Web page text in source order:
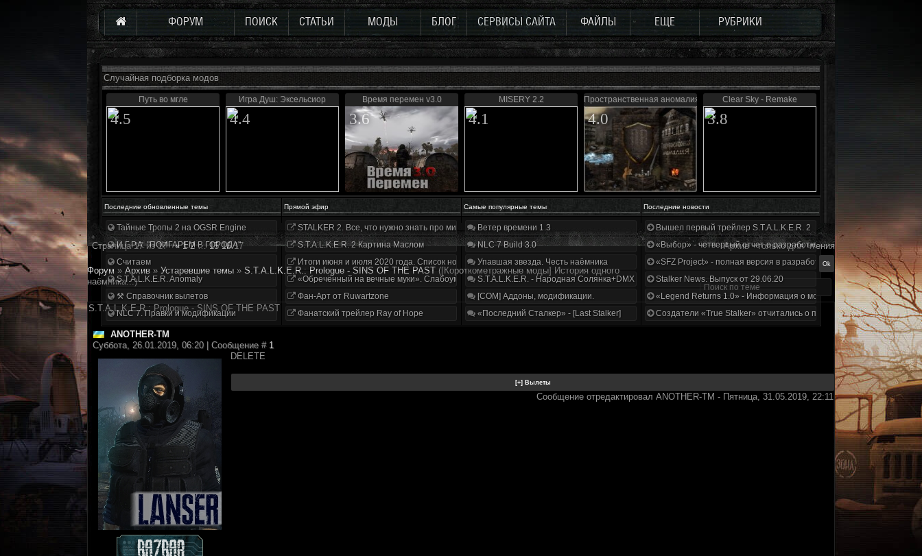
ФОРУМ ПОИСК СТАТЬИ МОДЫ БЛОГ СЕРВИСЫ САЙТА ФАЙЛЫ ЕЩЕ РУБРИКИ
Случайная подборка модов
Путь во мгле
4.5
Игра Душ: Эксельсиор
4.4
Время перемен v3.0
3.6
MISERY 2.2
4.1
Пространственная аномалия (Update 3)
4.0
Clear Sky - Remake
3.8
Последние обновленные темы Прямой эфир Самые популярные темы Последние новости
Тайные Тропы 2 на OGSR Engine
И.Г.Р.А. "ПОИГАРЕМ В ГОРОДА"
Считаем
S.T.A.L.K.E.R. Anomaly
⚒ Справочник вылетов
NLC 7. Правки и модификации
STALKER 2. Все, что нужно знать про мир, геймплей и сюжет | Разбор трейлера
S.T.A.L.K.E.R. 2 Картина Маслом
Итоги июня и июля 2020 года. Список нововведений
«Обречённый на вечные муки». Слабоумие и отвага
Фан-Арт от Ruwartzone
Фанатский трейлер Ray of Hope
Ветер времени 1.3
NLC 7 Build 3.0
Упавшая звезда. Честь наёмника
S.T.A.L.K.E.R. - Народная Солянка+DMX 1.3.5.ООП.МА.К.
[COM] Аддоны, модификации.
«Последний Сталкер» - [Last Stalker]
Вышел первый трейлер S.T.A.L.K.E.R. 2
«Выбор» - четвертый отчет о разработке!
«SFZ Project» - полная версия в разработке!
Stalker News. Выпуск от 29.06.20
«Legend Returns 1.0» - Информация о моде за июнь 2020
Создатели «True Stalker» отчитались о проделанной работе
Страница17из17 « 1 2 … 15 16 17 Архив - только для чтения
Форум » Архив » Устаревшие темы » S.T.A.L.K.E.R.: Prologue - SINS OF THE PAST ([Короткометражные моды] История одного
наёмника...)
S.T.A.L.K.E.R.: Prologue - SINS OF THE PAST
ANOTHER-TM
Суббота, 26.01.2019, 06:20 | Сообщение # 1
DELETE
Сообщение отредактировал ANOTHER-TM - Пятница, 31.05.2019, 22:11